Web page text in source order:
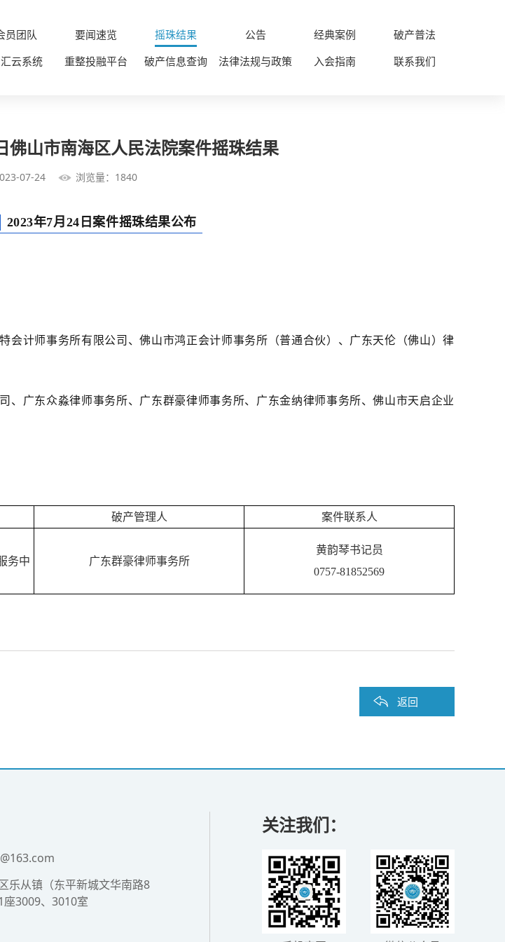
员团队 要闻速览 摇珠结果 公告 经典案例
破产普法
云系统 重整投融平台 破产信息查询 法律法规与政策 入会指南 联系我们
佛山市南海区人民法院案件摇珠结果
07-24 浏览量：1840
2023年7月24日案件摇珠结果公布
会计师事务所有限公司、佛山市鸿正会计师事务所（普通合伙）、广东天伦（佛山）律
、广东众淼律师事务所、广东群豪律师事务所、广东金纳律师事务所、佛山市天启企业
破产管理人 案件联系人
务中
广东群豪律师事务所
黄韵琴书记员
0757-81852569
返回
乐从镇（东平新城文华南路8
3009、3010室
关注我们：